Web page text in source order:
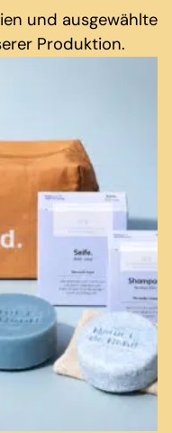
und ausgewählte
Produktion.